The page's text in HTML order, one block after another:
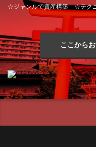
☆ジャンルで資産構築 ☆テク
ここから